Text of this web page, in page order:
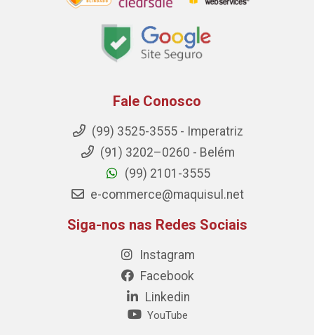
Fale Conosco
(99) 3525-3555 - Imperatriz
(91) 3202–0260 - Belém
(99) 2101-3555
e-commerce@maquisul.net
Siga-nos nas Redes Sociais
Instagram
Facebook
Linkedin
YouTube